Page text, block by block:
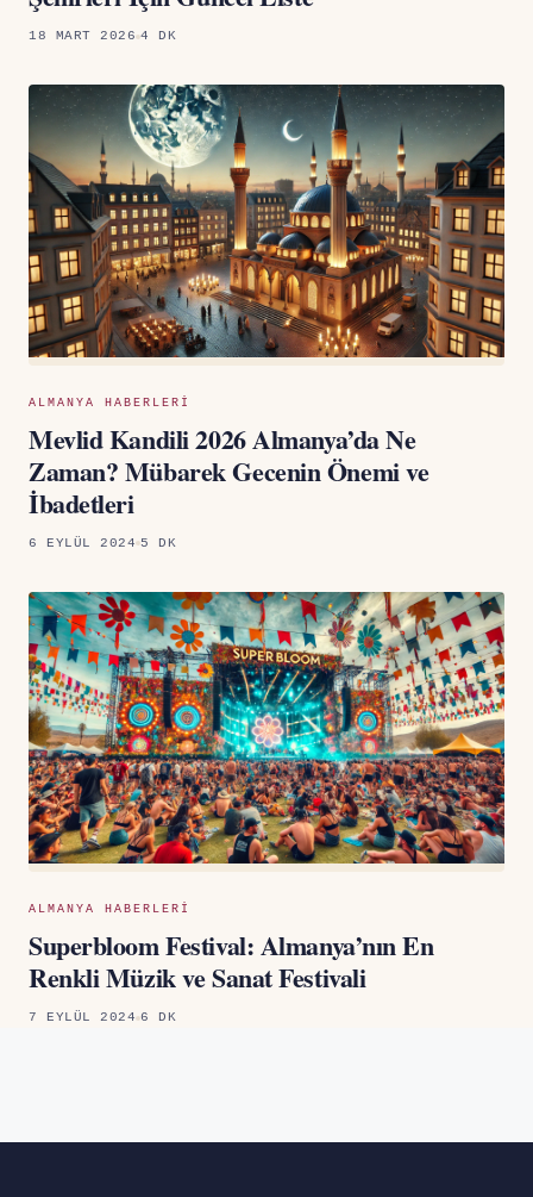
18 MART 2026 4 DK
ALMANYA HABERLERI
Mevlid Kandili 2026 Almanya’da Ne
Zaman? Mübarek Gecenin Önemi ve
İbadetleri
6 EYLÜL 2024 5 DK
ALMANYA HABERLERI
Superbloom Festival: Almanya’nın En
Renkli Müzik ve Sanat Festivali
7 EYLÜL 2024 6 DK